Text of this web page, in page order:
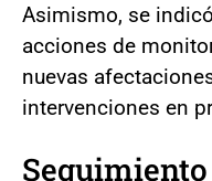
Asimismo, se
acciones de
nuevas
intervenciones en